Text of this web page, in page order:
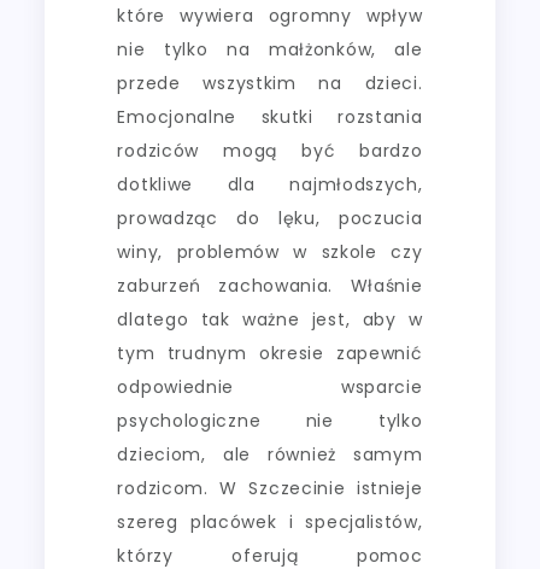
które wywiera ogromny wpływ
nie tylko na małżonków, ale
przede wszystkim na dzieci.
Emocjonalne skutki rozstania
rodziców mogą być bardzo
dotkliwe dla najmłodszych,
prowadząc do lęku, poczucia
winy, problemów w szkole czy
zaburzeń zachowania. Właśnie
dlatego tak ważne jest, aby w
tym trudnym okresie zapewnić
odpowiednie wsparcie
psychologiczne nie tylko
dzieciom, ale również samym
rodzicom. W Szczecinie istnieje
szereg placówek i specjalistów,
którzy oferują pomoc